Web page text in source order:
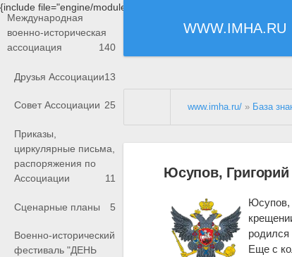
{include file="engine/modules/saperu/head.php"}
WWW.IMHA.RU
Международная
военно-историческая
ассоциация
140
Друзья Ассоциации13
Совет Ассоциации 25
Приказы,
циркулярные письма,
распоряжения по
Ассоциации
11
Сценарные планы 5
Военно-исторический
фестиваль "ДЕНЬ
www.imha.ru/ » База
Юсупов,
Юсупов,
родился
Еще с